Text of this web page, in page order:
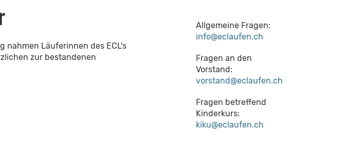
nahmen Läuferinnen des ECL's
zur bestandenen
Allgemeine Fragen:
info@eclaufen.ch
Fragen an den
Vorstand:
vorstand@eclaufen.ch
Fragen betreffend
Kinderkurs:
kiku@eclaufen.ch